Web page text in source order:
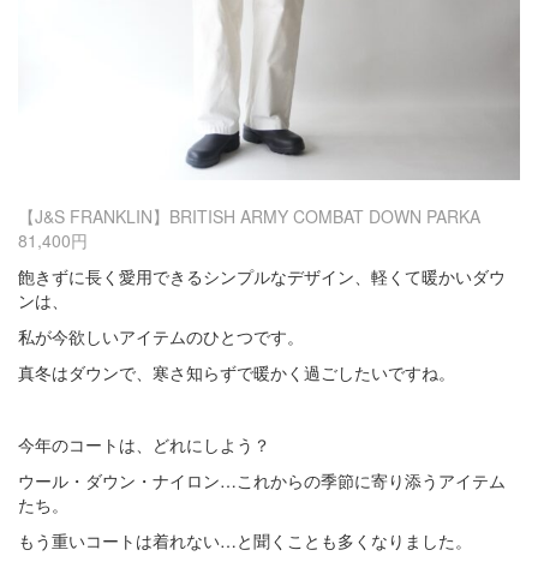
【J&S FRANKLIN】BRITISH ARMY COMBAT DOWN PARKA
81,400円
飽きずに長く愛用できるシンプルなデザイン、軽くて暖かいダウ
ンは、
私が今欲しいアイテムのひとつです。
真冬はダウンで、寒さ知らずで暖かく過ごしたいですね。
今年のコートは、どれにしよう？
ウール・ダウン・ナイロン…これからの季節に寄り添うアイテム
たち。
もう重いコートは着れない…と聞くことも多くなりました。